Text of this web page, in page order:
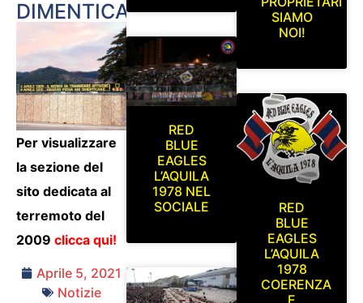
DIMENTICARE…!
Per visualizzare
la sezione del
sito dedicata al
terremoto del
2009 clicca qui!
Aprile 5, 2021
Notizie
RED
BLUE
EAGLES
L’AQUILA
1978 NEL
SOCIALE
SIAMO
NOI!
RED
BLUE
EAGLES
L’AQUILA
1978
COERENZA